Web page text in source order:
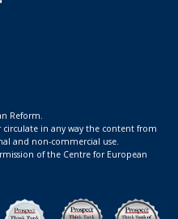
Reform.
in any way the content from
and non-commercial use.
of the Centre for European